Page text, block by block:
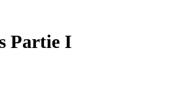
Partie I